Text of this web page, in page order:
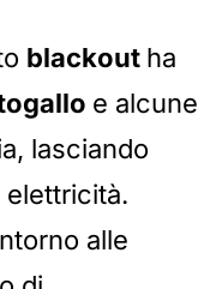
blackout ha
e alcune
lasciando
elettricità.
alle